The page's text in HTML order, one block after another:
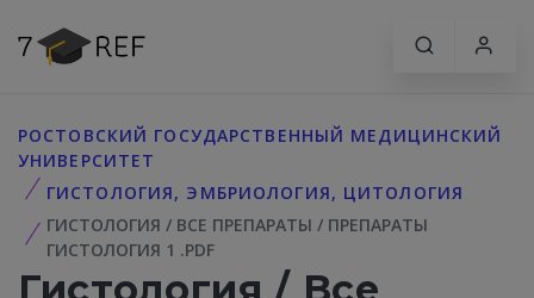
РОСТОВСКИЙ ГОСУДАРСТВЕННЫЙ МЕДИЦИНСКИЙ
УНИВЕРСИТЕТ
ГИСТОЛОГИЯ, ЭМБРИОЛОГИЯ, ЦИТОЛОГИЯ
ГИСТОЛОГИЯ / ВСЕ ПРЕПАРАТЫ / ПРЕПАРАТЫ
ГИСТОЛОГИЯ 1 .PDF